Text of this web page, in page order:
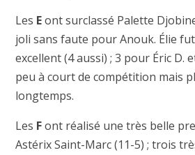
Les Eont surclassé Palette
joli sans faute pour Anouk. Élie
excellent (4 aussi) ; 3 pour Éric D.
peu à court de compétition mais
longtemps.
Les Font réalisé une très belle
Astérix Saint-Marc (11-5) ; trois